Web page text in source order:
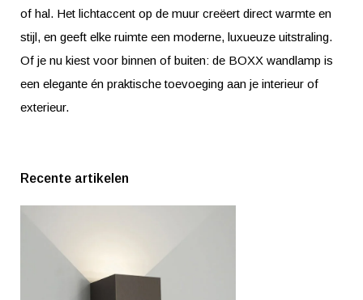
of hal. Het lichtaccent op de muur creëert direct warmte en
stijl, en geeft elke ruimte een moderne, luxueuze uitstraling.
Of je nu kiest voor binnen of buiten: de BOXX wandlamp is
een elegante én praktische toevoeging aan je interieur of
exterieur.
Recente artikelen